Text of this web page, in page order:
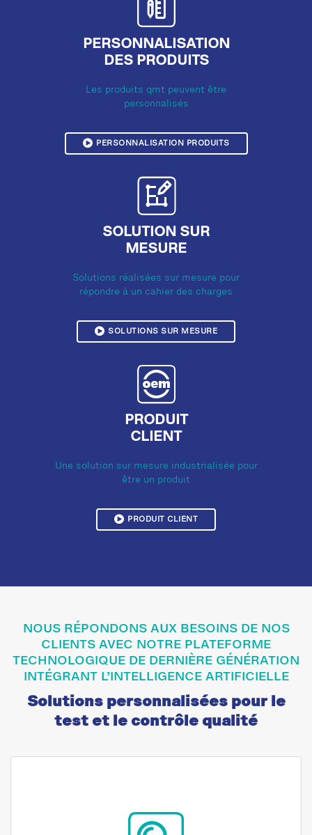
PERSONNALISATION
DES PRODUITS
Les produits qmt peuvent être
personnalisés
PERSONNALISATION PRODUITS
SOLUTION SUR
MESURE
Solutions réalisées sur mesure pour
répondre à un cahier des charges
SOLUTIONS SUR MESURE
PRODUIT
CLIENT
Une solution sur mesure industrialisée pour
être un produit
PRODUIT CLIENT
NOUS RÉPONDONS AUX BESOINS DE NOS
CLIENTS AVEC NOTRE PLATEFORME
TECHNOLOGIQUE DE DERNIÈRE GÉNÉRATION
INTÉGRANT L’INTELLIGENCE ARTIFICIELLE
Solutions personnalisées pour le
test et le contrôle qualité